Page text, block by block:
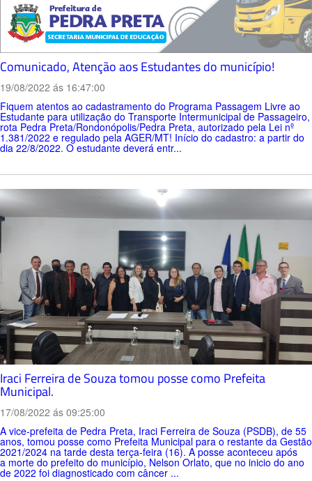
Comunicado, Atenção aos Estudantes do município!
19/08/2022 ás 16:47:00
Fiquem atentos ao cadastramento do Programa Passagem Livre ao
Estudante para utilização do Transporte Intermunicipal de Passageiro,
rota Pedra Preta/Rondonópolis/Pedra Preta, autorizado pela Lei nº
1.381/2022 e regulado pela AGER/MT! Início do cadastro: a partir do
dia 22/8/2022. O estudante deverá entr...
Iraci Ferreira de Souza tomou posse como Prefeita
Municipal.
17/08/2022 ás 09:25:00
A vice-prefeita de Pedra Preta, Iraci Ferreira de Souza (PSDB), de 55
anos, tomou posse como Prefeita Municipal para o restante da Gestão
2021/2024 na tarde desta terça-feira (16). A posse aconteceu após
a morte do prefeito do município, Nelson Orlato, que no inicio do ano
de 2022 foi diagnosticado com câncer ...